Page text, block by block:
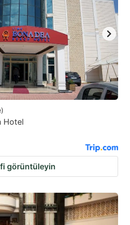
)
Hotel
görüntüleyin